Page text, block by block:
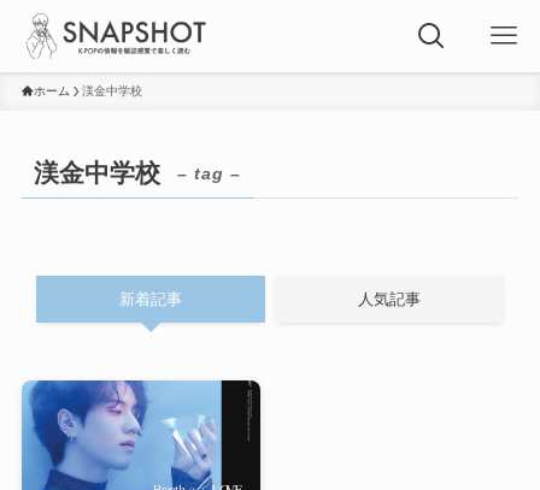
ホーム 渼金中学校
渼金中学校 – tag –
新着記事 人気記事